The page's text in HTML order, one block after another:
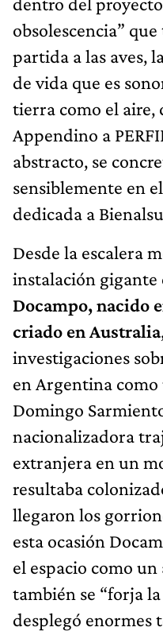
obsolescencia”
partida a las aves,
de vida que es
tierra como el aire,
Appendino a
abstracto, se
sensiblemente en
dedicada a
Desde la escalera
instalación gigante
Docampo, nacido
criado en Australia
investigaciones
en Argentina
Domingo
nacionalizadora
extranjera en un
resultaba
llegaron los
esta ocasión
el espacio como
también se “forja
desplegó enormes